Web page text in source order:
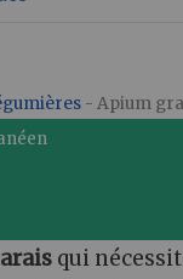
- Apium
qui